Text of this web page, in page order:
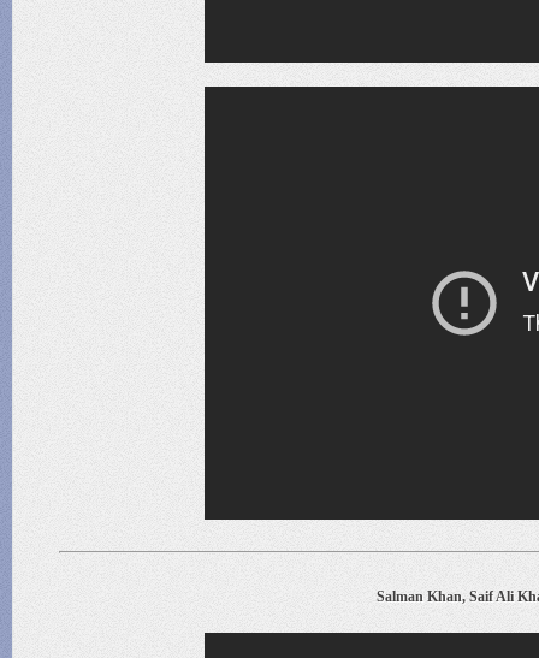
Salman Khan, Saif Ali